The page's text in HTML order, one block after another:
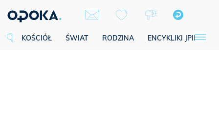
KOŚCIÓŁ ŚWIAT RODZINA ENCYKLIKI JPII